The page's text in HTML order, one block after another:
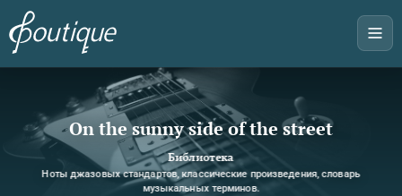
On the sunny side of the street
Библиотека
Ноты джазовых стандартов, классические произведения, словарь
музыкальных терминов.